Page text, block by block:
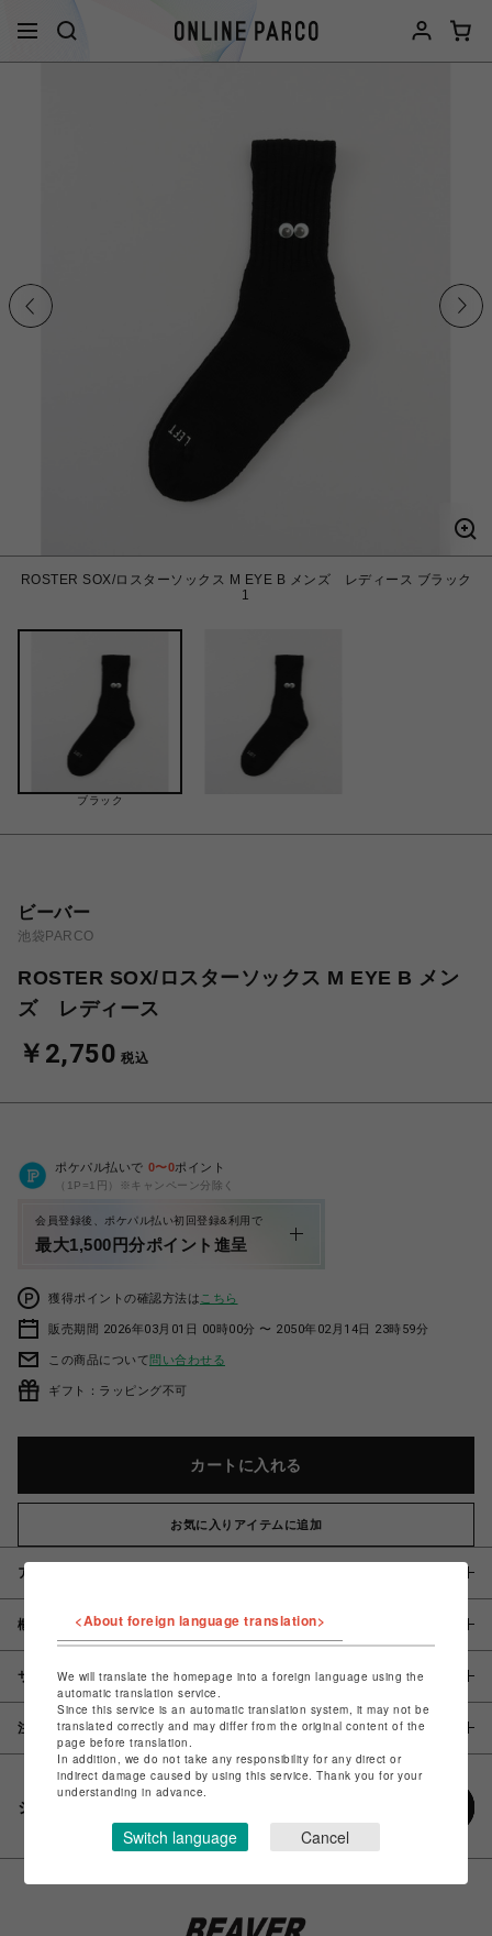
ROSTER SOX/ロスターソックス M EYE B メンズ レディース ブラック
1
ブラック
ビーバー
池袋PARCO
ROSTER SOX/ロスターソックス M EYE B メン
ズ レディース
￥2,750 税込
ポケパル払いで 0〜0ポイント
（1P=1円）※キャンペーン分除く
会員登録後、ポケパル払い初回登録&利用で
最大1,500円分ポイント進呈
獲得ポイントの確認方法は こちら
販売期間 2026年03月01日 00時00分 〜 2050年02月14日 23時59分
この商品について問い合わせる
ギフト：ラッピング不可
カートに入れる
お気に入りアイテムに追加
アイテム説明 / 素材
概要
サイズ
注意事項
シェアする
<About foreign language translation>
We will translate the homepage into a foreign language using the
automatic translation service.
Since this service is an automatic translation system, it may not be
translated correctly and may differ from the original content of the
page before translation.
In addition, we do not take any responsibility for any direct or
indirect damage caused by using this service. Thank you for your
understanding in advance.
Switch language Cancel